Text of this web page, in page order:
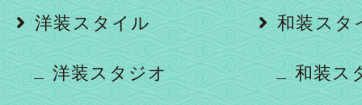
洋装スタイル
洋装スタジオ
和装スタ
和装ス